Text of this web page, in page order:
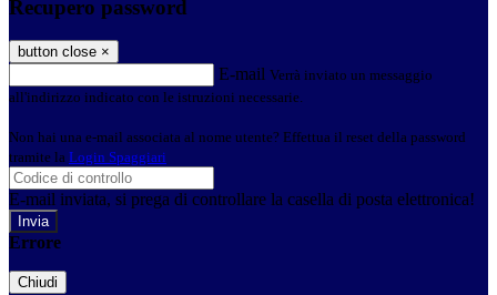
Recupero password
button close ×
E-mail Verrà inviato un messaggio
all'indirizzo indicato con le istruzioni necessarie.
Non hai una e-mail associata al nome utente? Effettua il reset della password
tramite la Login Spaggiari
E-mail inviata, si prega di controllare la casella di posta elettronica!
Errore
Chiudi